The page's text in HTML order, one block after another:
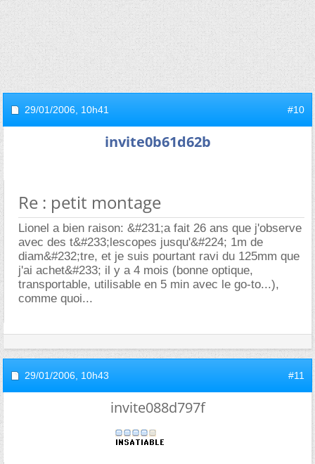
29/01/2006, 10h41 #10
invite0b61d62b
Re : petit montage
Lionel a bien raison: &#231;a fait 26 ans que j'observe
avec des t&#233;lescopes jusqu'&#224; 1m de
diam&#232;tre, et je suis pourtant ravi du 125mm que
j'ai achet&#233; il y a 4 mois (bonne optique,
transportable, utilisable en 5 min avec le go-to...),
comme quoi...
29/01/2006, 10h43 #11
invite088d797f